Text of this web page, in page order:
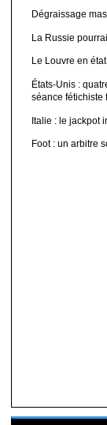
Dégraissage
La Russie
Le Louvre en
États-Unis :
séance fétichiste
Italie : le jackpot
Foot : un arbitre